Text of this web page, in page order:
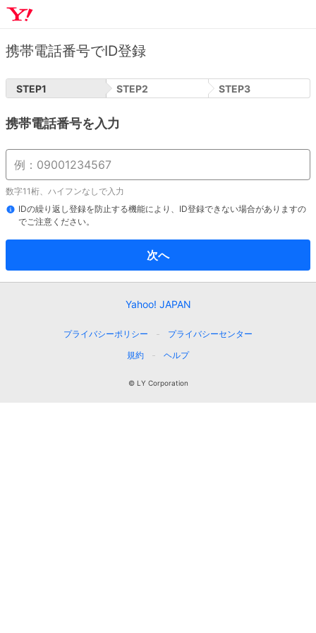
携帯電話番号でID登録
STEP1 STEP2 STEP3
携帯電話番号を入力
数字11桁、ハイフンなしで入力
IDの繰り返し登録を防止する機能により、ID登録できない場合がありますの
でご注意ください。
次へ
Yahoo! JAPAN
プライバシーポリシー
プライバシーセンター
規約
ヘルプ
© LY Corporation